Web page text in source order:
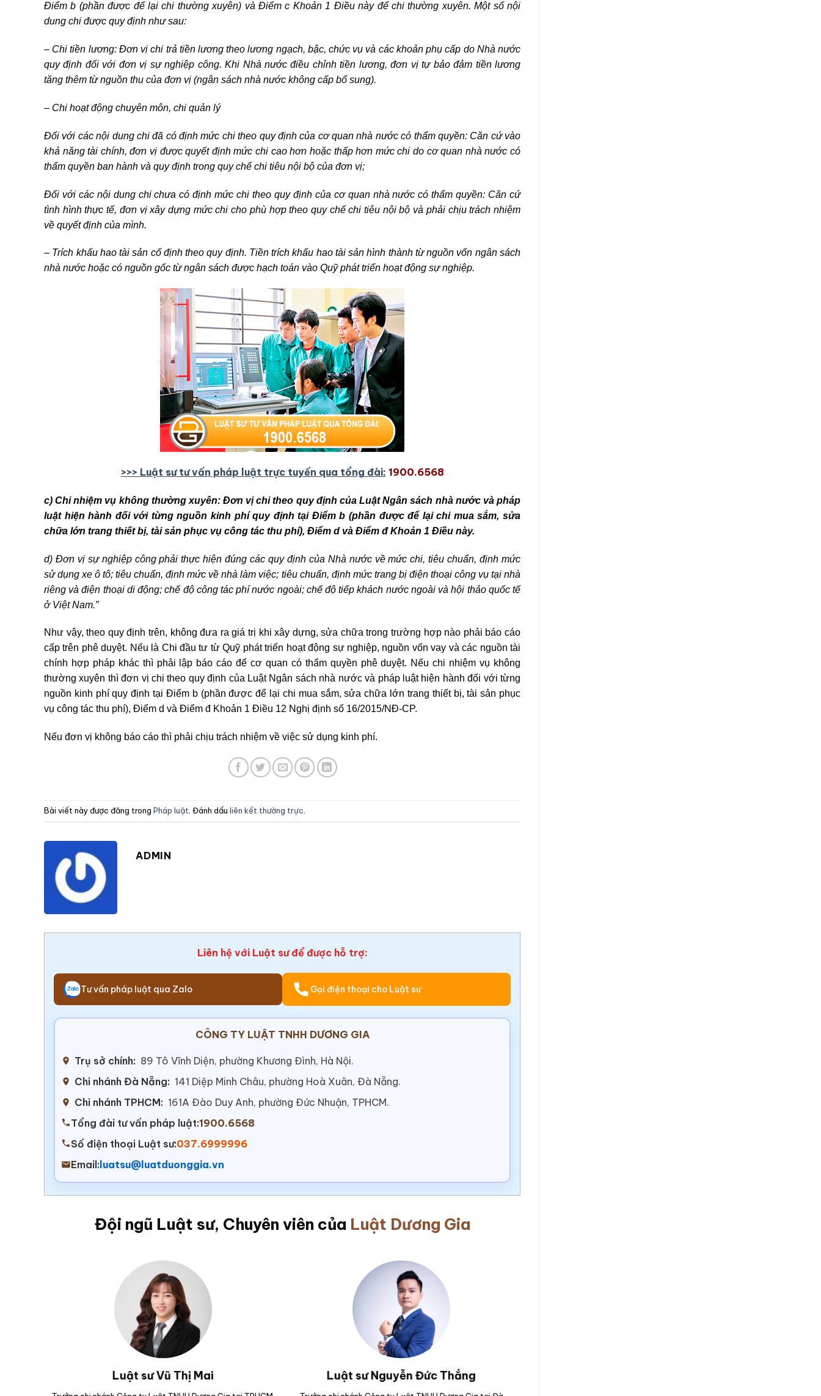
Điểm b (phần được để lại chi thường xuyên) và Điểm c Khoản 1 Điều này để chi thường xuyên. Một số nội
dung chi được quy định như sau:
– Chi tiền lương: Đơn vị chi trả tiền lương theo lương ngạch, bậc, chức vụ và các khoản phụ cấp do Nhà nước
quy định đối với đơn vị sự nghiệp công. Khi Nhà nước điều chỉnh tiền lương, đơn vị tự bảo đảm tiền lương
tăng thêm từ nguồn thu của đơn vị (ngân sách nhà nước không cấp bổ sung).
– Chi hoạt động chuyên môn, chi quản lý
Đối với các nội dung chi đã có định mức chi theo quy định của cơ quan nhà nước có thẩm quyền: Căn cứ vào
khả năng tài chính, đơn vị được quyết định mức chi cao hơn hoặc thấp hơn mức chi do cơ quan nhà nước có
thẩm quyền ban hành và quy định trong quy chế chi tiêu nội bộ của đơn vị;
Đối với các nội dung chi chưa có định mức chi theo quy định của cơ quan nhà nước có thẩm quyền: Căn cứ
tình hình thực tế, đơn vị xây dựng mức chi cho phù hợp theo quy chế chi tiêu nội bộ và phải chịu trách nhiệm
về quyết định của mình.
– Trích khấu hao tài sản cố định theo quy định. Tiền trích khấu hao tài sản hình thành từ nguồn vốn ngân sách
nhà nước hoặc có nguồn gốc từ ngân sách được hạch toán vào Quỹ phát triển hoạt động sự nghiệp.
>>> Luật sư tư vấn pháp luật trực tuyến qua tổng đài: 1900.6568
c) Chi nhiệm vụ không thường xuyên: Đơn vị chi theo quy định của Luật Ngân sách nhà nước và pháp
luật hiện hành đối với từng nguồn kinh phí quy định tại Điểm b (phần được để lại chi mua sắm, sửa
chữa lớn trang thiết bị, tài sản phục vụ công tác thu phí), Điểm d và Điểm đ Khoản 1 Điều này.
d) Đơn vị sự nghiệp công phải thực hiện đúng các quy định của Nhà nước về mức chi, tiêu chuẩn, định mức
sử dụng xe ô tô; tiêu chuẩn, định mức về nhà làm việc; tiêu chuẩn, định mức trang bị điện thoại công vụ tại nhà
riêng và điện thoại di động; chế độ công tác phí nước ngoài; chế độ tiếp khách nước ngoài và hội thảo quốc tế
ở Việt Nam.”
Như vậy, theo quy định trên, không đưa ra giá trị khi xây dựng, sửa chữa trong trường hợp nào phải báo cáo
cấp trên phê duyệt. Nếu là Chi đầu tư từ Quỹ phát triển hoạt động sự nghiệp, nguồn vốn vay và các nguồn tài
chính hợp pháp khác thì phải lập báo cáo để cơ quan có thẩm quyền phê duyệt. Nếu chi nhiệm vụ không
thường xuyên thì đơn vị chi theo quy định của Luật Ngân sách nhà nước và pháp luật hiện hành đối với từng
nguồn kinh phí quy định tại Điểm b (phần được để lại chi mua sắm, sửa chữa lớn trang thiết bị, tài sản phục
vụ công tác thu phí), Điểm d và Điểm đ Khoản 1 Điều 12 Nghị định số 16/2015/NĐ-CP.
Nếu đơn vị không báo cáo thì phải chịu trách nhiệm về việc sử dụng kinh phí.
Bài viết này được đăng trong Pháp luật. Đánh dấu liên kết thường trực.
ADMIN
Liên hệ với Luật sư để được hỗ trợ:
Tư vấn pháp luật qua Zalo Gọi điện thoại cho Luật sư
CÔNG TY LUẬT TNHH DƯƠNG GIA
Trụ sở chính: 89 Tô Vĩnh Diện, phường Khương Đình, Hà Nội.
Chi nhánh Đà Nẵng: 141 Diệp Minh Châu, phường Hoà Xuân, Đà Nẵng.
Chi nhánh TPHCM: 161A Đào Duy Anh, phường Đức Nhuận, TPHCM.
Tổng đài tư vấn pháp luật:1900.6568
Số điện thoại Luật sư:037.6999996
Email: luatsu@luatduonggia.vn
Đội ngũ Luật sư, Chuyên viên của Luật Dương Gia
Luật sư Vũ Văn Huân Luật sư Nguyễn Hoài Bão